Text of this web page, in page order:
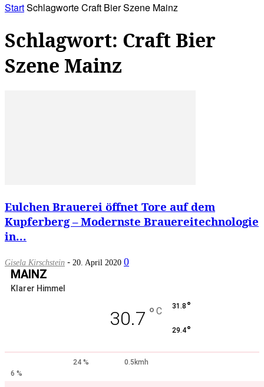
StartSchlagworteCraft Bier Szene Mainz
Schlagwort: Craft Bier
Szene Mainz
Eulchen Brauerei öffnet Tore auf dem
Kupferberg – Modernste Brauereitechnologie
in...
Gisela Kirschstein - 20. April 2020 0
MAINZ
Klarer Himmel
30.7 ° C 31.8 °
29.4°
24 %
0.5kmh
6 %